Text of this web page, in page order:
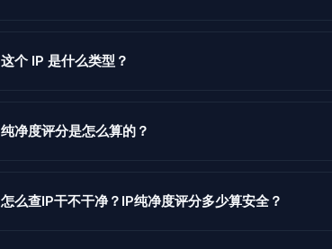
这个 IP 是什么类型？
纯净度评分是怎么算的？
怎么查IP干不干净？IP纯净度评分多少算安全？